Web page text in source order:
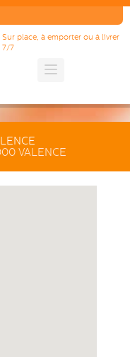
Sur place, à emporter ou à livrer
7/7
VALENCE